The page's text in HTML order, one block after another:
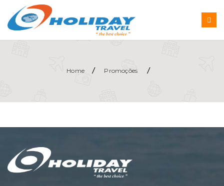
Home / Promoções /